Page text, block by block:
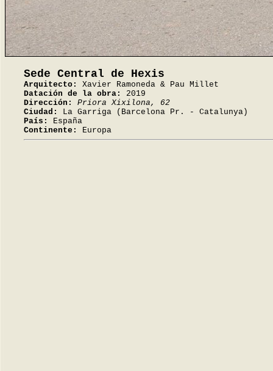
Sede Central de Hexis
Arquitecto:
Xavier Ramoneda & Pau Millet
Datación de la obra:
2019
Dirección:
Priora Xixilona, 62
Ciudad:
La Garriga (Barcelona Pr. - Catalunya)
País:
España
Continente:
Europa